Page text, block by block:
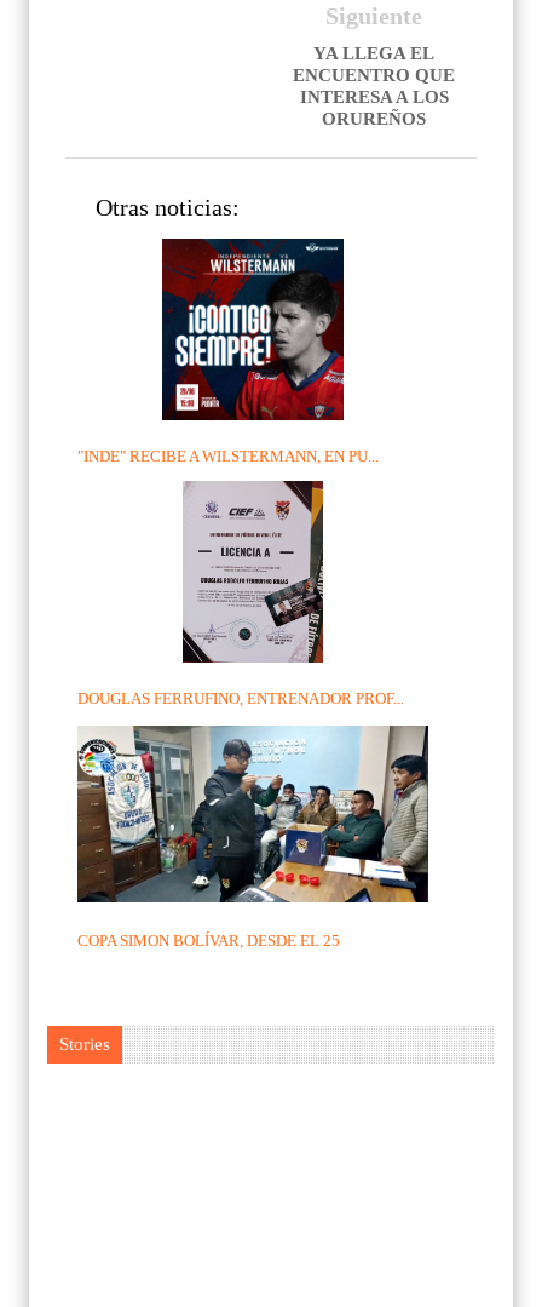
Siguiente
YA LLEGA EL
ENCUENTRO QUE
INTERESA A LOS
ORUREÑOS
Otras noticias:
"INDE" RECIBE A WILSTERMANN, EN PU...
DOUGLAS FERRUFINO, ENTRENADOR PROF...
COPA SIMON BOLÍVAR, DESDE EL 25
Stories